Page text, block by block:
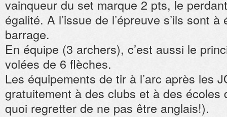
vainqueur du set marque 2 pts, le
égalité. A l’issue de l’épreuve s’ils sont
barrage.
En équipe (3 archers), c’est aussi le
volées de 6 flèches.
Les équipements de tir à l’arc après les
gratuitement à des clubs et à des écoles
quoi regretter de ne pas être anglais!).